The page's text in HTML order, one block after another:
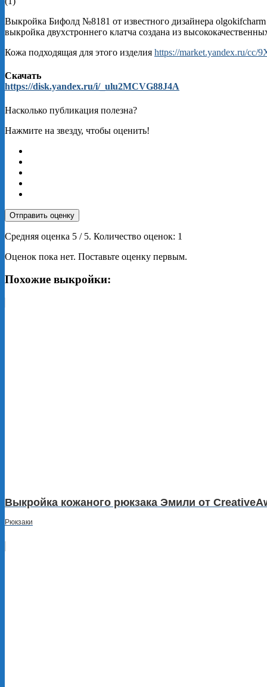
Выкройка Бифолд №8181 от известного дизайнера olgokifcharm
выкройка двухстроннего клатча создана из
Кожа подходящая для этого изделия https://market.yandex.ru/cc/
Скачать
https://disk.yandex.ru/i/_ulu2MCVG88J4A
Насколько публикация полезна?
Нажмите на звезду, чтобы оценить!
Отправить оценку
Средняя оценка 5 / 5. Количество оценок: 1
Оценок пока нет. Поставьте оценку первым.
Похожие выкройки:
Выкройка кожаного рюкзака Эмили от
Рюкзаки